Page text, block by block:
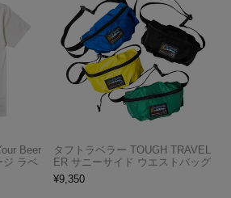
Beer
ジ ラベ
タフトラベラー TOUGH TRAVEL
ER サニーサイド ウエストバッグ
¥9,350